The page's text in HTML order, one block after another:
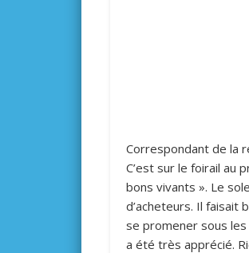
Correspondant de la
C’est sur le foirail au
bons vivants ». Le
d’acheteurs. Il faisait
se promener sous
a été très apprécié.